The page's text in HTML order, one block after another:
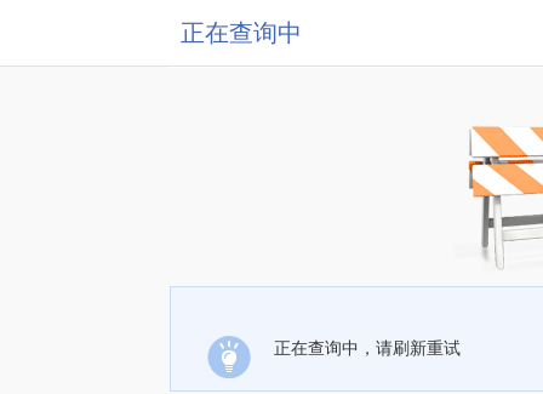
正在查询中
正在查询中，请刷新重试